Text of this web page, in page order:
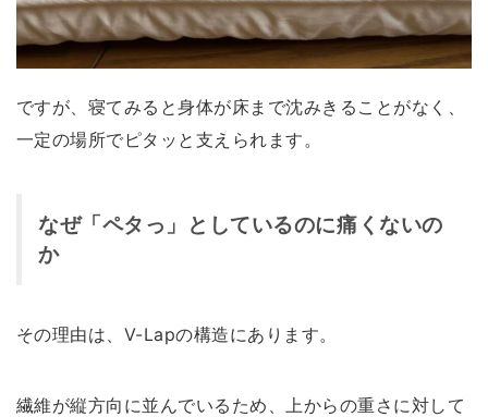
ですが、寝てみると身体が床まで沈みきることがなく、
一定の場所でピタッと支えられます。
なぜ「ペタっ」としているのに痛くないの
か
その理由は、V-Lapの構造にあります。
繊維が縦方向に並んでいるため、上からの重さに対して